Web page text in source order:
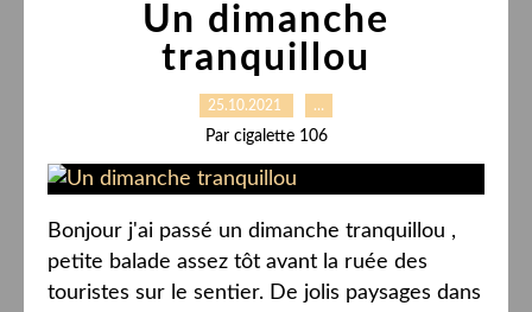
Un dimanche
tranquillou
25.10.2021 …
Par cigalette 106
Bonjour j'ai passé un dimanche tranquillou ,
petite balade assez tôt avant la ruée des
touristes sur le sentier. De jolis paysages dans